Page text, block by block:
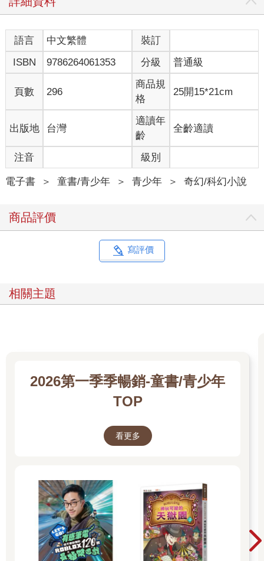
的泥怪突然出現怎麼辦？
五悔似乎知道她的猜疑，只是神祕一笑。
傾愁在前面停下腳步，晨欣走上前，看到眼前除了草地還是草
地。
晨欣正要開口詢問，只見傾愁手張開，冰薰衣草在掌心出現，美
麗的臉上神色嚴肅，冰薰衣草向前飛了起來，在他們眼前的草地
忽然，眼前的草地中長出一株向日葵，向日葵向上抽高，在頂端
開出一朵好大的花，鮮黃色的花瓣密密的圍著中央淺褐色的花
心，光花心就有晨欣的臉這麼大。
花朵轉向面對他們，其中三片花瓣飛出，一片飛向五悔，一片飛
向傾愁，一片來到晨欣的身邊，只見花瓣各繞著他們身體一圈，
的，樣式簡單，樸實無華。
五悔拉著晨欣的手，三人往前走一步，厚重的木門無聲的向後滑
開。傾愁朝內部走去，晨欣和五悔也跟上。
這是一個很寬敞的大廳，晨欣第一次看到這麼多使者聚在一起。
「你們來了。」九思低沉的聲音從前方傳來。他在大廳的正中
示意她往前走。
晨欣有點緊張，深呼吸一口氣走向九思，在他身邊站定，其他坐
間，之前滯心澤拿到兩塊，我們拿到三塊。這三塊玉由三位持玉
使者守護，千百年來，使者們各自待在一個隱密的空間，靜心看
可以找到最後一塊生死玉，掌握更大的力量，不要讓對方贏過自
己。經過這麼長的時間，這塊玉玦終於出現了，就在晨欣的手
上，是她媽媽留給她的遺物。我們也花費了一番心力，讓這塊玉
來到養心池。」
九思對晨欣微微點頭，晨欣知道他的意思，她把粽子錢包打開，
拿出裡面的玉玦，放在掌心。
晨欣以為其他的使者們會大聲歡呼，不過這裡的每個人只是很內
語言 中文繁體
裝訂
ISBN
9786264061353 分級 普通級
頁數 296
商品規
格
25開15*21cm
出版地 台灣
適讀年
齡
全齡適讀
注音 級別
電子書 ＞ 童書/青少年 ＞ 青少年 ＞ 奇幻/科幻小說
商品評價
寫評價
相關主題
2026第一季季暢銷-童書/青少年
TOP
看更多